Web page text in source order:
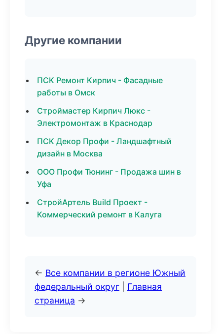
Другие компании
ПСК Ремонт Кирпич - Фасадные
работы в Омск
Строймастер Кирпич Люкс -
Электромонтаж в Краснодар
ПСК Декор Профи - Ландшафтный
дизайн в Москва
ООО Профи Тюнинг - Продажа шин в
Уфа
СтройАртель Build Проект -
Коммерческий ремонт в Калуга
← Все компании в регионе Южный
федеральный округ
Главная
страница →